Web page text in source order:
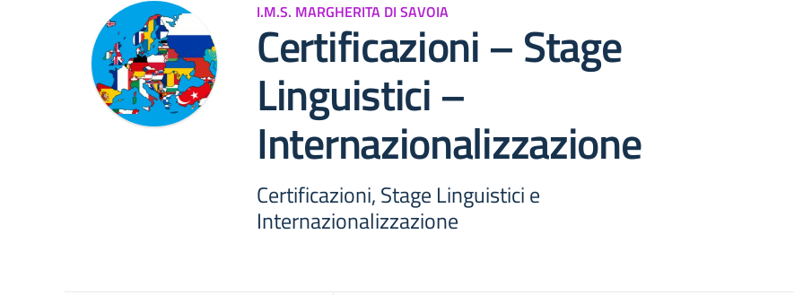
I.M.S. MARGHERITA DI SAVOIA
Certificazioni – Stage
Linguistici –
Internazionalizzazione
Certificazioni, Stage Linguistici e
Internazionalizzazione